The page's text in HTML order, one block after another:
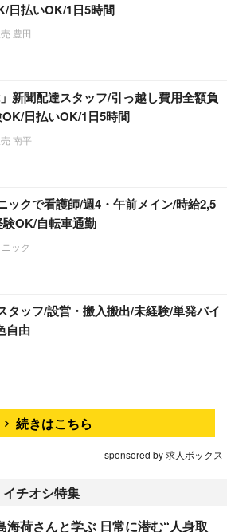
日払いOK/1日5時間
豊田
新聞配達スタッフ/引っ越し費用全額負
日払いOK/1日5時間
南平
ックで看護師/週4・午前メイン/時給2,5
OK/自転車通勤
ック
タッフ/設営・搬入搬出/未経験/単発バイ
自由
続きはこちら
sponsored by 求人ボックス
チオシ特集
海荷さんと学ぶ 日常に潜む“人身取